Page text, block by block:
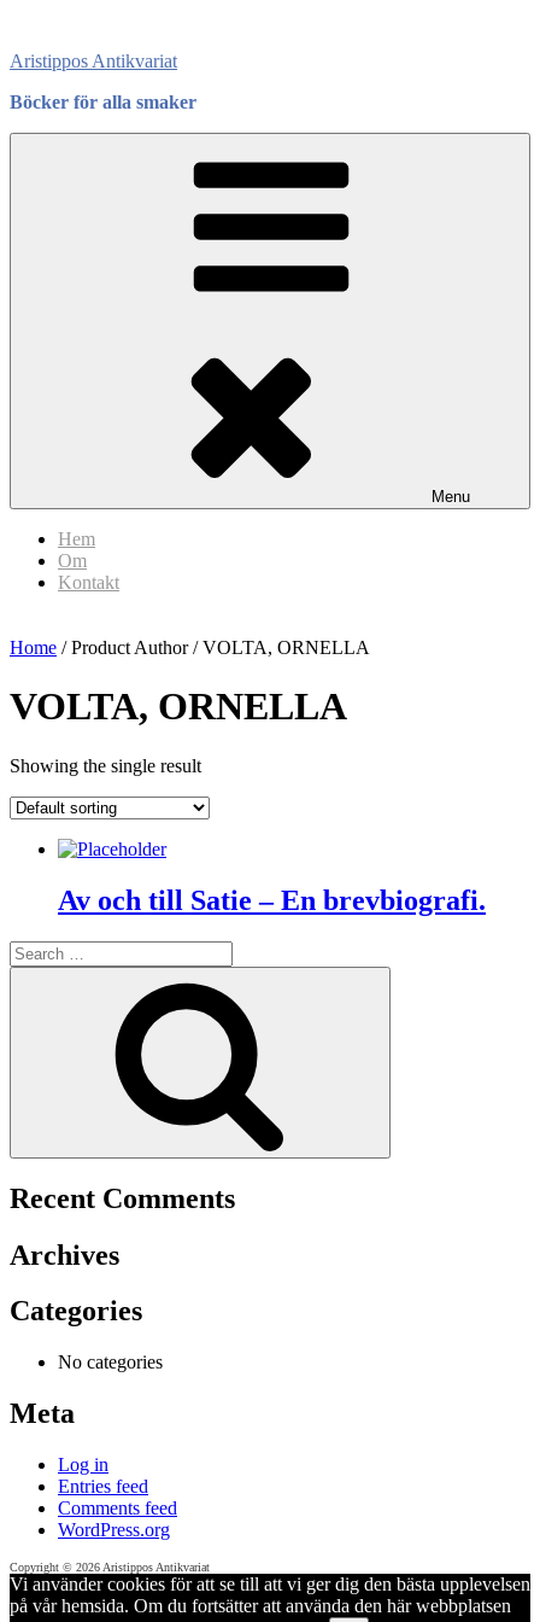
content
Aristippos Antikvariat
Böcker för alla smaker
Menu
Hem
Om
Kontakt
Home / Product Author / VOLTA, ORNELLA
VOLTA, ORNELLA
Showing the single result
Av och till Satie – En brevbiografi.
Search
for:
Recent Comments
Archives
Categories
No categories
Meta
Log in
Entries feed
Comments feed
WordPress.org
Copyright © 2026 Aristippos Antikvariat
Vi använder cookies för att se till att vi ger dig den bästa upplevelsen
på vår hemsida. Om du fortsätter att använda den här webbplatsen